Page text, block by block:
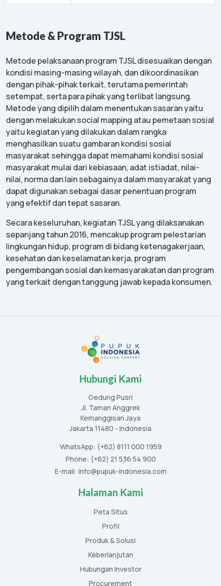
Metode & Program TJSL
Metode pelaksanaan program TJSL disesuaikan dengan
kondisi masing-masing wilayah, dan dikoordinasikan
dengan pihak-pihak terkait, terutama pemerintah
setempat, serta para pihak yang terlibat langsung.
Metode yang dipilih dalam menentukan sasaran yaitu
dengan melakukan social mapping atau pemetaan sosial
yaitu kegiatan yang dilakukan dalam rangka
menghasilkan suatu gambaran kondisi sosial
masyarakat sehingga dapat memahami kondisi sosial
masyarakat mulai dari kebiasaan, adat istiadat, nilai-
nilai, norma dan lain sebagainya dalam masyarakat yang
dapat digunakan sebagai dasar penentuan program
yang efektif dan tepat sasaran.
Secara keseluruhan, kegiatan TJSL yang dilaksanakan
sepanjang tahun 2016, mencakup program pelestarian
lingkungan hidup, program di bidang ketenagakerjaan,
kesehatan dan keselamatan kerja, program
pengembangan sosial dan kemasyarakatan dan program
yang terkait dengan tanggung jawab kepada konsumen.
Hubungi Kami
Gedung Pusri
Jl. Taman Anggrek
Kemanggisan Jaya
Jakarta 11480 - Indonesia
WhatsApp: (+62) 8111 000 1959
Phone: (+62) 21 536 54 900
E-mail: info@pupuk-indonesia.com
Halaman Kami
Peta Situs
Profil
Produk & Solusi
Keberlanjutan
Hubungan Investor
Procurement